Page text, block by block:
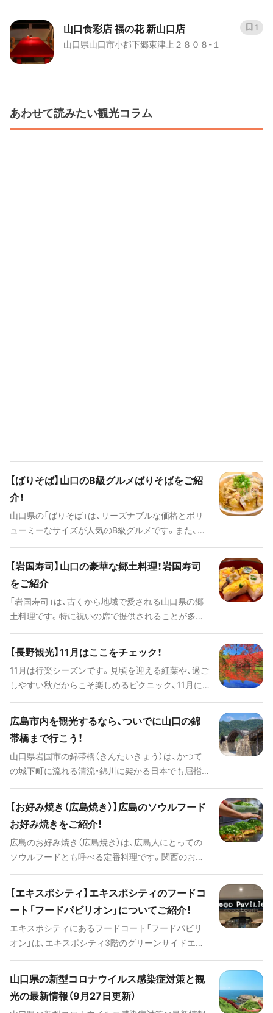
山口食彩店 福の花 新山口店
山口県山口市小郡下郷東津上２８０８-１
1
あわせて読みたい観光コラム
【ばりそば】山口のB級グルメばりそばをご紹
介！
山口県の「ばりそば」は、リーズナブルな価格とボリ
ューミーなサイズが人気のB級グルメです。また、B
級グルメとして注目を集めつつもジャンクフードと
は違い、野菜をふんだんに使用し健康に配慮されて
いる点も魅力です。こちらでは、ばりそばの特徴や実
際のお店の様子、そしておすすめのお店を紹介しま
す。
【岩国寿司】山口の豪華な郷土料理！岩国寿司
をご紹介
「岩国寿司」は、古くから地域で愛される山口県の郷
土料理です。特に祝いの席で提供されることが多く、
色鮮やかな見た目にはつい目が奪われてしまうほ
ど。山口には岩国寿司を味わえる飲食店がたくさん
あるので、旅行の際はぜひ立ち寄ってみてください。
こちらでは、岩国寿司の特徴や実際のお店の様子、そ
しておすすめのお店を紹介します。
【長野観光】11月はここをチェック！
11月は行楽シーズンです。見頃を迎える紅葉や、過ご
しやすい秋だからこそ楽しめるピクニック、11月に
旬を迎える長野名物の蕎麦など、この時期ならでは
の長野のスポットをご紹介します。ぜひ、おでかけの
参考にされてみてください。
広島市内を観光するなら、ついでに山口の錦
帯橋まで行こう！
山口県岩国市の錦帯橋（きんたいきょう）は、かつて
の城下町に流れる清流・錦川に架かる日本でも屈指
の木造橋です。5連のアーチが美しく、周りの自然も
調和していて、まさに絶景です。そして、お隣りの広
島県廿日市市にある宮島には、海に浮かぶ木造の社
殿が美しい厳島神社があります。2つの歴史的木造建
築は、意外と近いので、広島市内や宮島を訪れたら、
合わせて錦帯橋まで行くのがおすすめ。 今回は、錦
帯橋と宮島の電車を使っての経路や、錦帯橋につい
て、そして、錦帯橋と一緒に観光したい岩国の観光ス
ポットをご紹介します。
【お好み焼き（広島焼き）】広島のソウルフード
お好み焼きをご紹介！
広島のお好み焼き（広島焼き）は、広島人にとっての
ソウルフードとも呼べる定番料理です。関西のお好
み焼きとは見た目や味がまったく違うため、初めて
広島焼きを食べる方はきっと驚くはず。家族や友人
とワイワイ会話をしながら鉄板を囲むのも、広島旅
行の醍醐味の1つだと言えるでしょう。こちらでは、
そんな広島のお好み焼きの食べ方や、おすすめのお
店などを紹介していきます。
【エキスポシティ】エキスポシティのフードコ
ート「フードパビリオン」についてご紹介！
エキスポシティにあるフードコート「フードパビリ
オン」は、エキスポシティ3階のグリーンサイドエリ
アにあり、本格的なメニューを気軽に楽しめるグル
メスポットです。17店舗の飲食店が並ぶ様子はまさ
に食の博覧会！テーブルの数も多く、窓からは食事を
しながら万博公園の景色を楽しめます。そんなエキ
山口県の新型コロナウイルス感染症対策と観
光の最新情報（9月27日更新）